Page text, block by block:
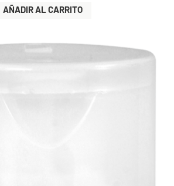
AÑADIR AL CARRITO